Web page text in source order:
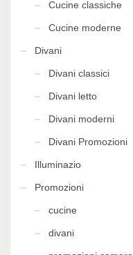
Cucine classiche
Cucine moderne
Divani
Divani classici
Divani letto
Divani moderni
Divani Promozioni
Illuminazio
Promozioni
cucine
divani